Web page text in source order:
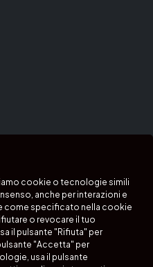
cookie o tecnologie simili
anche per interazioni e
come specificato nella cookie
o revocare il tuo
il pulsante "Rifiuta" per
"Accetta" per
usa il pulsante